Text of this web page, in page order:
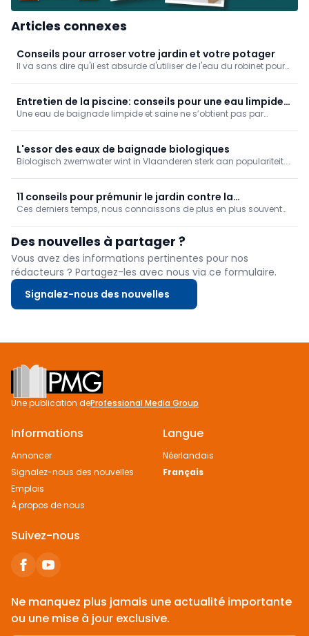
Articles connexes
Conseils pour arroser votre jardin et votre potager
Il va sans dire qu'il est absurde d'utiliser de l'eau du robinet pour
récupération de l'eau de pluie.
Entretien de la piscine: conseils pour une eau limpide
et moins de travail
Une eau de baignade limpide et saine ne s’obtient pas par
L'essor des eaux de baignade biologiques
Biologisch zwemwater wint in Vlaanderen sterk aan populariteit.
tuinontwerp. De zwemvijver groeit zo uit van waterpartij tot ...
11 conseils pour prémunir le jardin contre la
sécheresse
Ces derniers temps, nous connaissons de plus en plus souvent
raison du manque de précipitations sur une période plus longue,
et ...
Des nouvelles à partager ?
Vous avez des informations pertinentes pour nos
rédacteurs ? Partagez-les avec nous via ce formulaire.
Signalez-nous des nouvelles
Footer
Une publication deProfessional Media Group
Informations
Annoncer
Signalez-nous des nouvelles
Emplois
À propos de nous
Langue
Néerlandais
Français
Suivez-nous
Ne manquez plus jamais une actualité importante
ou une mise à jour exclusive.